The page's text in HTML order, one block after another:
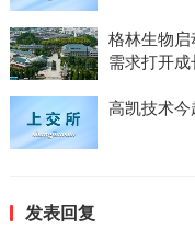
格林生物
需求打开成
高凯技术今
发表回复